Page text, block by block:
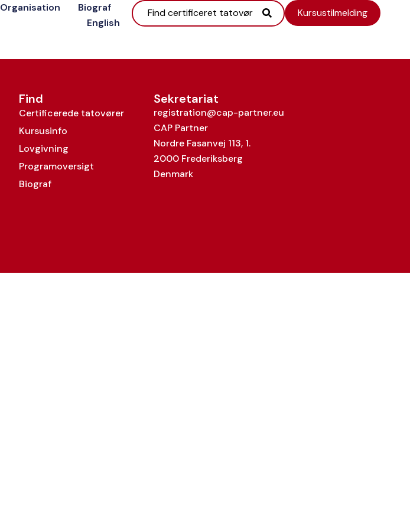
Organisation
Biograf
English
Find certificeret tatovør Kursustilmelding
Find
Certificerede tatovører
Kursusinfo
Lovgivning
Programoversigt
Biograf
Sekretariat
registration@cap-partner.eu
CAP Partner
Nordre Fasanvej 113, 1.
2000 Frederiksberg
Denmark